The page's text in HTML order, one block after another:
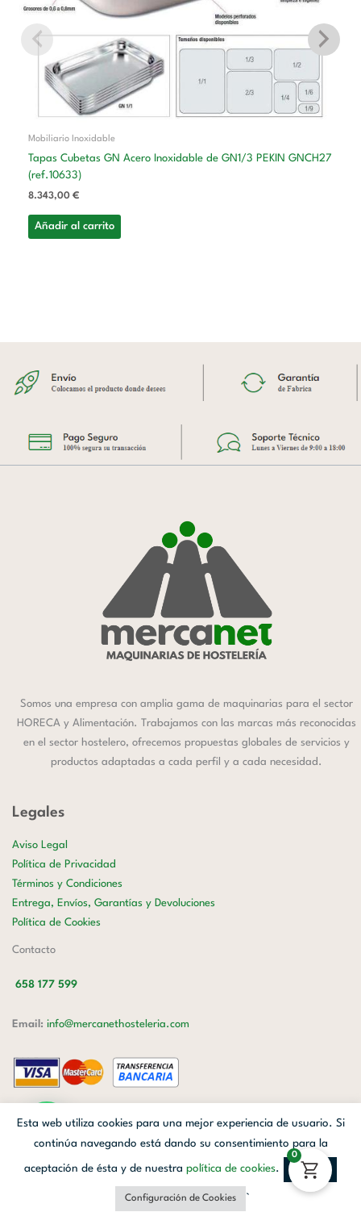
Mobiliario Inoxidable
Tapas Cubetas GN Acero Inoxidable de GN1/3 PEKIN GNCH27
(ref.10633)
8.343,00 €
Añadir al carrito
Somos una empresa con amplia gama de maquinarias para el sector
HORECA y Alimentación. Trabajamos con las marcas más reconocidas
en el sector hostelero, ofrecemos propuestas globales de servicios y
productos adaptadas a cada perfil y a cada necesidad.
Legales
Aviso Legal
Política de Privacidad
Términos y Condiciones
Entrega, Envíos, Garantías y Devoluciones
Política de Cookies
Contacto
658 177 599
Email: info@mercanethosteleria.com
Mercanet © 2026.| Diseñado porAvanzada Digital| Webmaster
Facebook Linkedin Instagram
Esta web utiliza cookies para una mejor experiencia de usuario. Si
continúa navegando está dando su consentimiento para la
aceptación de ésta y de nuestra política de cookies. Aceptar
Configuración de Cookies `
0